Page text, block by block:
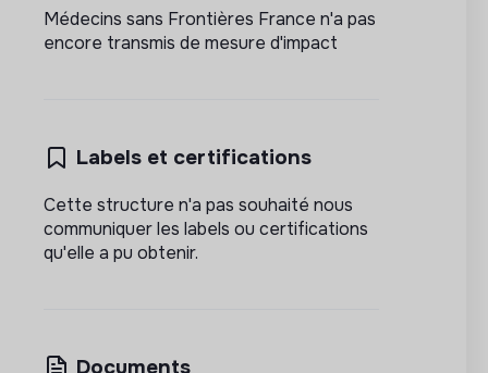
Médecins sans Frontières France n'a pas
encore transmis de mesure d'impact
Labels et certifications
Cette structure n'a pas souhaité nous
communiquer les labels ou certifications
qu'elle a pu obtenir.
Documents